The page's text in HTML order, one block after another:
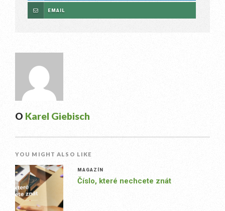
EMAIL
O Karel Giebisch
YOU MIGHT ALSO LIKE
MAGAZÍN
Číslo, které nechcete znát